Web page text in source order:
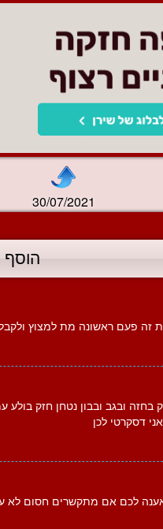
30/07/2021
זה פעם ראשונה מת למצוץ
בחזה ובגב ובבון נטחן חזק
דסקרטי לכן
לכם אם מתקשרים חסום לא